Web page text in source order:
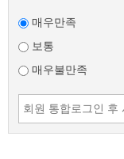
매우만족
보통
매우불만족